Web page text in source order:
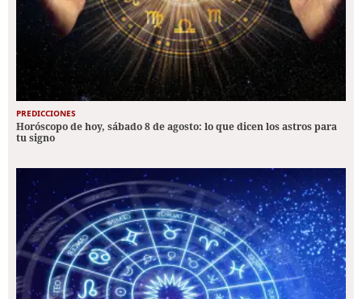
PREDICCIONES
Horóscopo de hoy, sábado 8 de agosto: lo que dicen los astros para
tu signo